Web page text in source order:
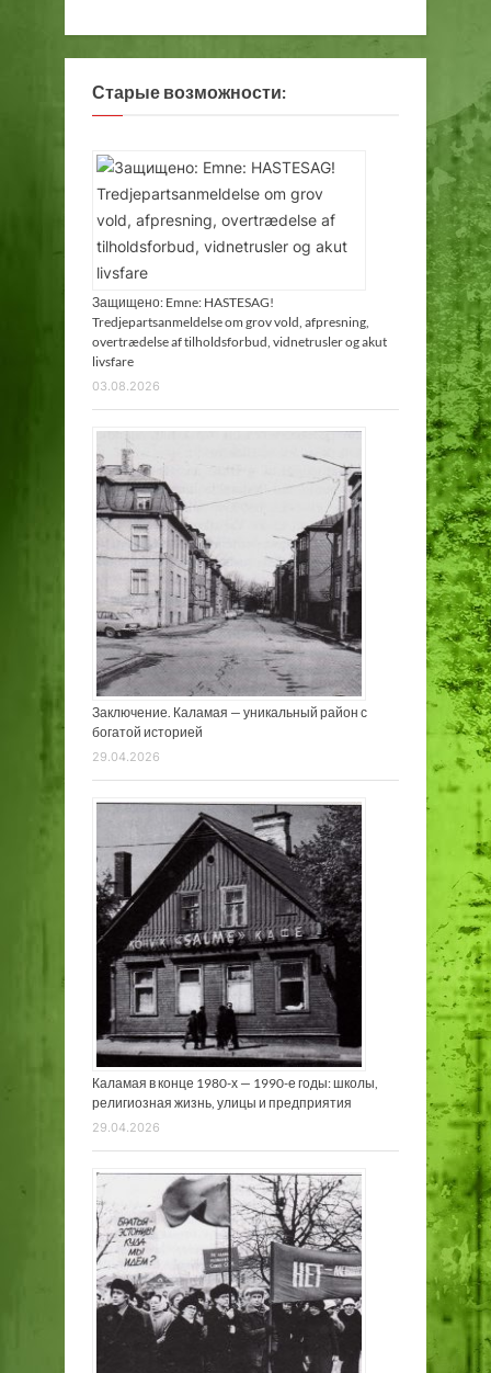
Старые возможности:
Защищено: Emne: HASTESAG!
Tredjepartsanmeldelse om grov vold, afpresning,
overtrædelse af tilholdsforbud, vidnetrusler og akut
livsfare
03.08.2026
Заключение. Каламая — уникальный район с
богатой историей
29.04.2026
Каламая в конце 1980-х — 1990-е годы: школы,
религиозная жизнь, улицы и предприятия
29.04.2026